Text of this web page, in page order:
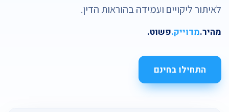
לאיתור ליקויים ועמידה בהוראות הדין.
מהיר.מדוייק.פשוט.
התחילו בחינם